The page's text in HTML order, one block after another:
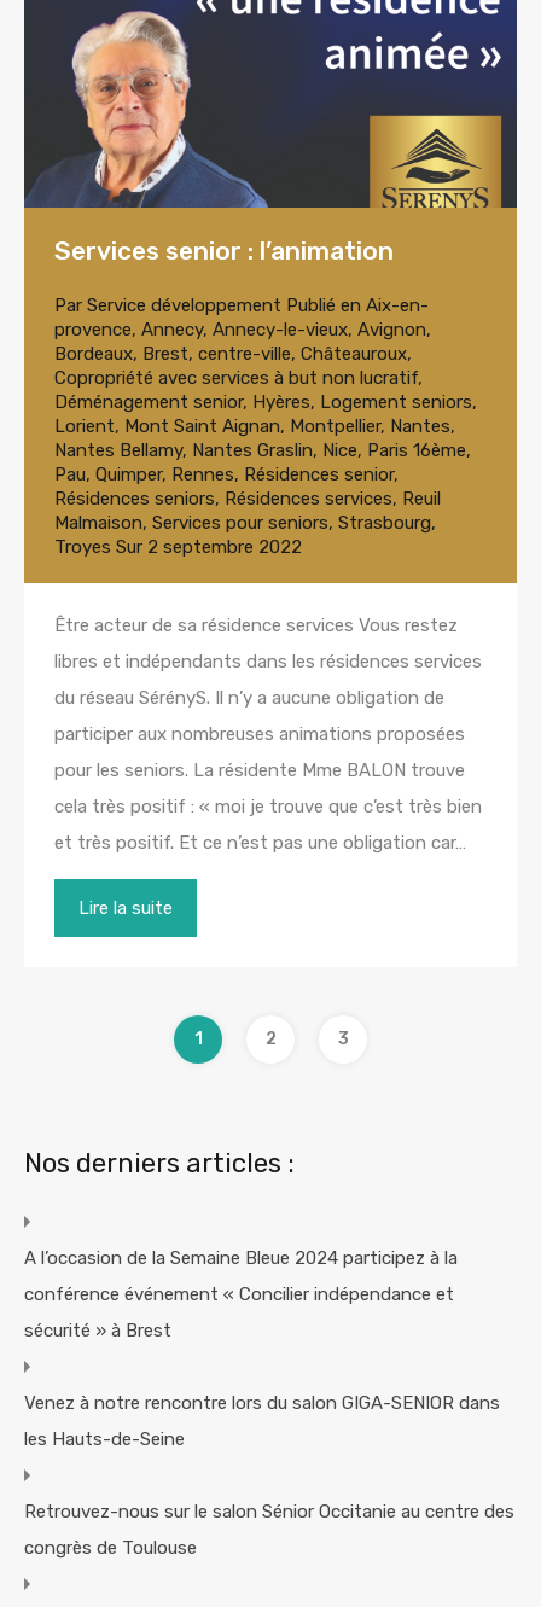
Services senior : l’animation
Par Service développement Publié en Aix-en-
provence, Annecy, Annecy-le-vieux, Avignon,
Bordeaux, Brest, centre-ville, Châteauroux,
Copropriété avec services à but non lucratif,
Déménagement senior, Hyères, Logement seniors,
Lorient, Mont Saint Aignan, Montpellier, Nantes,
Nantes Bellamy, Nantes Graslin, Nice, Paris 16ème,
Pau, Quimper, Rennes, Résidences senior,
Résidences seniors, Résidences services, Reuil
Malmaison, Services pour seniors, Strasbourg,
Troyes Sur 2 septembre 2022
Être acteur de sa résidence services Vous restez
libres et indépendants dans les résidences services
du réseau SérényS. Il n’y a aucune obligation de
participer aux nombreuses animations proposées
pour les seniors. La résidente Mme BALON trouve
cela très positif : « moi je trouve que c’est très bien
et très positif. Et ce n’est pas une obligation car…
Lire la suite
1 2 3
Nos derniers articles :
A l’occasion de la Semaine Bleue 2024 participez à la
conférence événement « Concilier indépendance et
sécurité » à Brest
Venez à notre rencontre lors du salon GIGA-SENIOR dans
les Hauts-de-Seine
Retrouvez-nous sur le salon Sénior Occitanie au centre des
congrès de Toulouse